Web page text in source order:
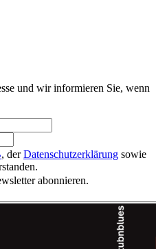
und wir informieren Sie, wenn
, derDatenschutzerklärung sowie
abonnieren.